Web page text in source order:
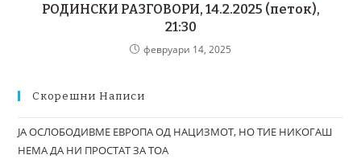
РОДИНСКИ РАЗГОВОРИ, 14.2.2025 (петок),
21:30
февруари 14, 2025
Скорешни Написи
ЈА ОСЛОБОДИВМЕ ЕВРОПА ОД НАЦИЗМОТ, НО ТИЕ НИКОГАШ
НЕМА ДА НИ ПРОСТАТ ЗА ТОА